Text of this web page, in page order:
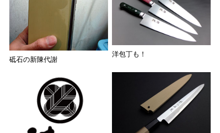
砥石の新陳代謝
洋包丁も！